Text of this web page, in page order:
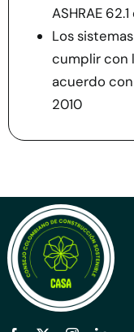
ASHRAE
Los
cumplir con
acuerdo con
2010